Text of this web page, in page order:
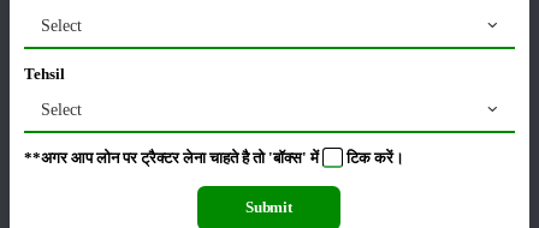
कृषि यंत्र समाचार
Select
Tehsil
Select
**अगर आप लोन पर ट्रैक्टर लेना चाहते है तो 'बॉक्स' में टिककरें।
Submit